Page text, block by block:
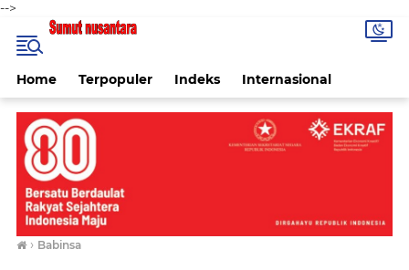
-->
Home Terpopuler Indeks Internasional
› Babinsa